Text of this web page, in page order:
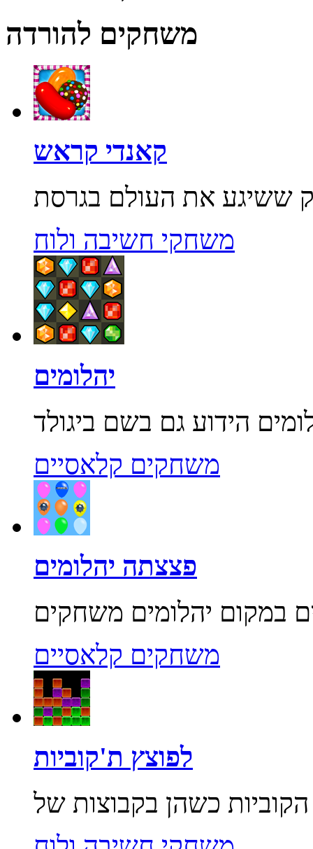
משחקים להורדה
קאנדי קראש
משחקי חשיבה ולוח
יהלומים
משחקים קלאסיים
פצצתה יהלומים
משחקים קלאסיים
לפוצץ ת'קוביות